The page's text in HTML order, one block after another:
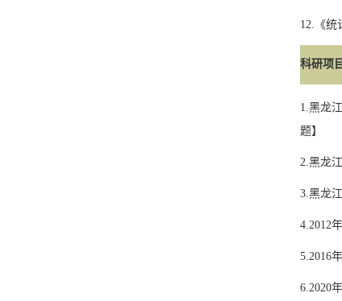
12. 《
科研项目
1.黑龙
题】
2.黑龙
3.黑龙
4.2012
5.2016
6.2020